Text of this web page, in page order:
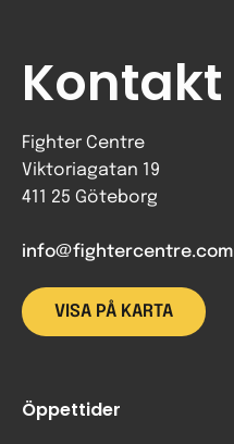
Kontakt
Fighter Centre
Viktoriagatan 19
411 25 Göteborg
info@fightercentre.com
VISA PÅ KARTA
Öppettider